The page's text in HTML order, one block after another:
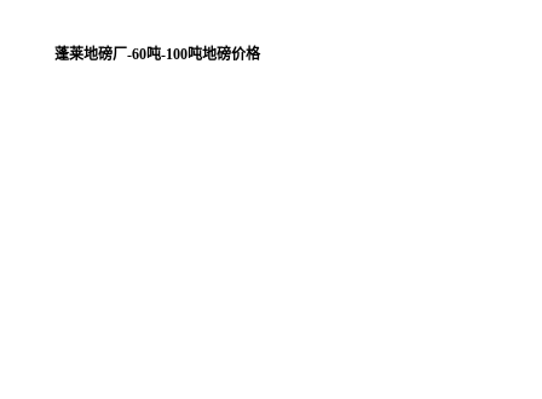
蓬莱地磅厂-60吨-100吨地磅价格